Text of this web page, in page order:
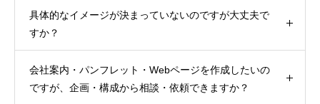
具体的なイメージが決まっていないのですが大丈夫で
すか？
会社案内・パンフレット・Webページを作成したいの
ですが、企画・構成から相談・依頼できますか？